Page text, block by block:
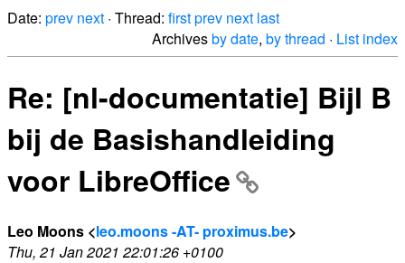
Date: prev next · Thread: firstprev next last
Archivesby date, by thread · List index
Re: [nl-documentatie] Bijl B
bij de Basishandleiding
voor LibreOffice
Leo Moons <leo.moons -AT- proximus.be>
Thu, 21 Jan 2021 22:01:26 +0100